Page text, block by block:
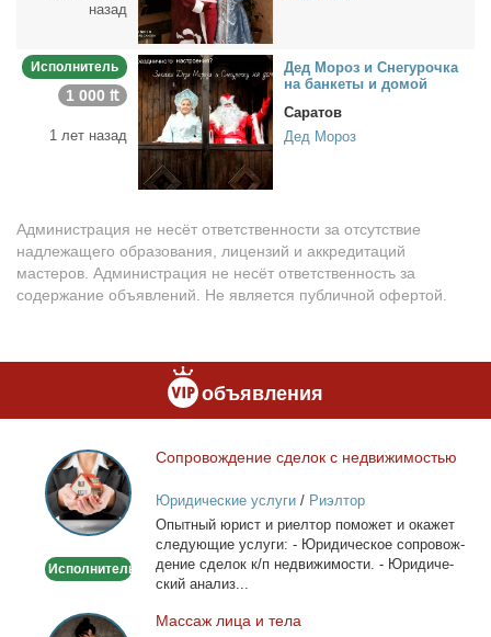
назад
Исполнитель
1 000 ₶
1 лет назад
Дед Мо­роз и Сне­гу­роч­ка
на бан­ке­ты и до­мой
Саратов
Дед Мороз
Администрация не несёт ответственности за отсутствие
надлежащего образования, лицензий и аккредитаций
мастеров. Администрация не несёт ответственность за
содержание объявлений. Не является публичной офертой.
объявления
Сопровождение
сделок
с
недвижимостью
Исполнитель
Со­про­вож­де­ние сде­лок с недви­жи­мо­стью
Юридические услуги/ Риэлтор
Опыт­ный юрист и ри­ел­тор по­мо­жет и ока­жет
сле­ду­ю­щие услу­ги: - Юри­ди­че­ское со­про­вож­
де­ние сде­лок к/п недви­жи­мо­сти. - Юри­ди­че­
ский ана­лиз...
Массаж
Мас­саж ли­ца и те­ла